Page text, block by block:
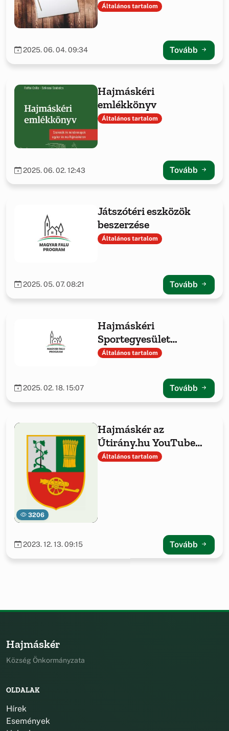
Általános tartalom
2025. 06. 04. 09:34 Tovább
Hajmáskéri
emlékkönyv
Általános tartalom
2025. 06. 02. 12:43 Tovább
Játszótéri eszközök
beszerzése
Általános tartalom
2025. 05. 07. 08:21 Tovább
Hajmáskéri
Sportegyesület
sporteszközök
Általános tartalom
2025. 02. 18. 15:07 Tovább
3206
Hajmáskér az
Útirány.hu YouTube
csatornán
Általános tartalom
2023. 12. 13. 09:15 Tovább
Hajmáskér
Község Önkormányzata
OLDALAK
Hírek
Események